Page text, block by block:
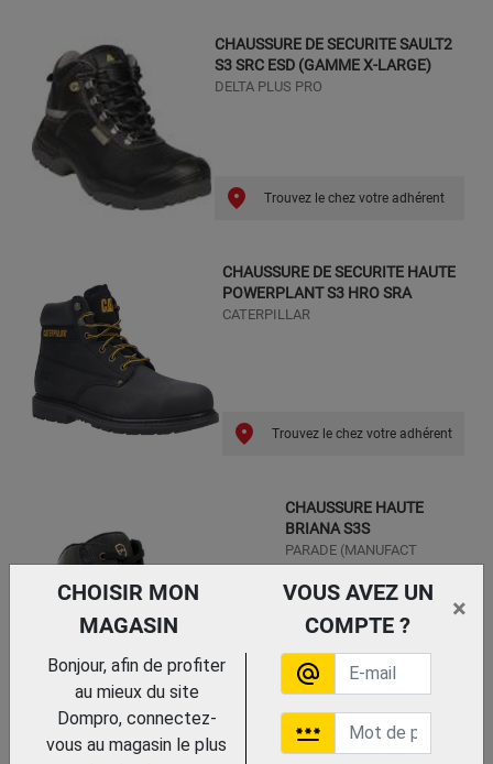
CHAUSSURE DE SECURITE SAULT2
S3 SRC ESD (GAMME X-LARGE)
DELTA PLUS PRO
Trouvez le chez votre adhérent
CHAUSSURE DE SECURITE HAUTE
POWERPLANT S3 HRO SRA
CATERPILLAR
Trouvez le chez votre adhérent
CHAUSSURE HAUTE
BRIANA S3S
PARADE (MANUFACT
Trouvez le chez votre
CHOISIR MON
MAGASIN
VOUS AVEZ UN
COMPTE ?
×
Bonjour, afin de profiter
au mieux du site
Dompro, connectez-
vous au magasin le plus
alternate_email
password